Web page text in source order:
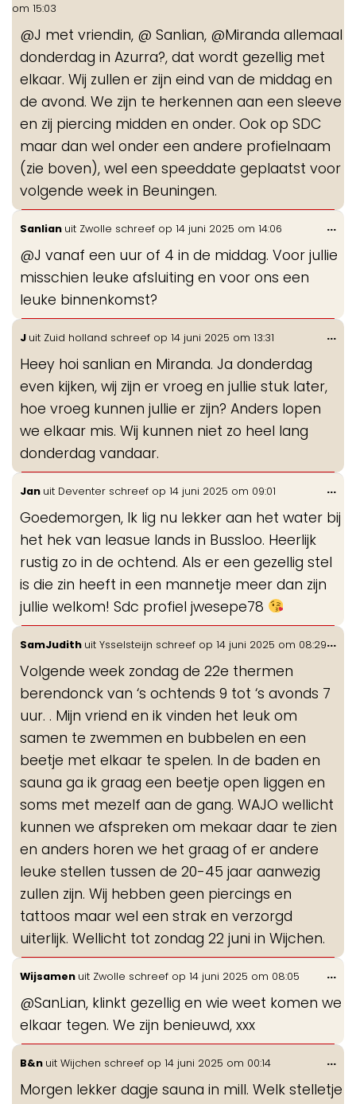
om 15:03
@J met vriendin, @ Sanlian, @Miranda allemaal
donderdag in Azurra?, dat wordt gezellig met
elkaar. Wij zullen er zijn eind van de middag en
de avond. We zijn te herkennen aan een sleeve
en zij piercing midden en onder. Ook op SDC
maar dan wel onder een andere profielnaam
(zie boven), wel een speeddate geplaatst voor
volgende week in Beuningen.
Sanlian uit Zwolle schreef op 14 juni 2025 om 14:06
@J vanaf een uur of 4 in de middag. Voor jullie
misschien leuke afsluiting en voor ons een
leuke binnenkomst?
...
J uit Zuid holland schreef op 14 juni 2025 om 13:31
Heey hoi sanlian en Miranda. Ja donderdag
even kijken, wij zijn er vroeg en jullie stuk later,
hoe vroeg kunnen jullie er zijn? Anders lopen
we elkaar mis. Wij kunnen niet zo heel lang
donderdag vandaar.
...
Jan uit Deventer schreef op 14 juni 2025 om 09:01
Goedemorgen, Ik lig nu lekker aan het water bij
het hek van leasue lands in Bussloo. Heerlijk
rustig zo in de ochtend. Als er een gezellig stel
is die zin heeft in een mannetje meer dan zijn
jullie welkom! Sdc profiel jwesepe78
...
SamJudith uit Ysselsteijn schreef op 14 juni 2025 om 08:29
Volgende week zondag de 22e thermen
berendonck van ‘s ochtends 9 tot ‘s avonds 7
uur. . Mijn vriend en ik vinden het leuk om
samen te zwemmen en bubbelen en een
beetje met elkaar te spelen. In de baden en
sauna ga ik graag een beetje open liggen en
soms met mezelf aan de gang. WAJO wellicht
kunnen we afspreken om mekaar daar te zien
en anders horen we het graag of er andere
leuke stellen tussen de 20-45 jaar aanwezig
zullen zijn. Wij hebben geen piercings en
tattoos maar wel een strak en verzorgd
uiterlijk. Wellicht tot zondag 22 juni in Wijchen.
...
Wijsamen uit Zwolle schreef op 14 juni 2025 om 08:05
@SanLian, klinkt gezellig en wie weet komen we
elkaar tegen. We zijn benieuwd, xxx
...
B&n uit Wijchen schreef op 14 juni 2025 om 00:14
Morgen lekker dagje sauna in mill. Welk stelletje
...